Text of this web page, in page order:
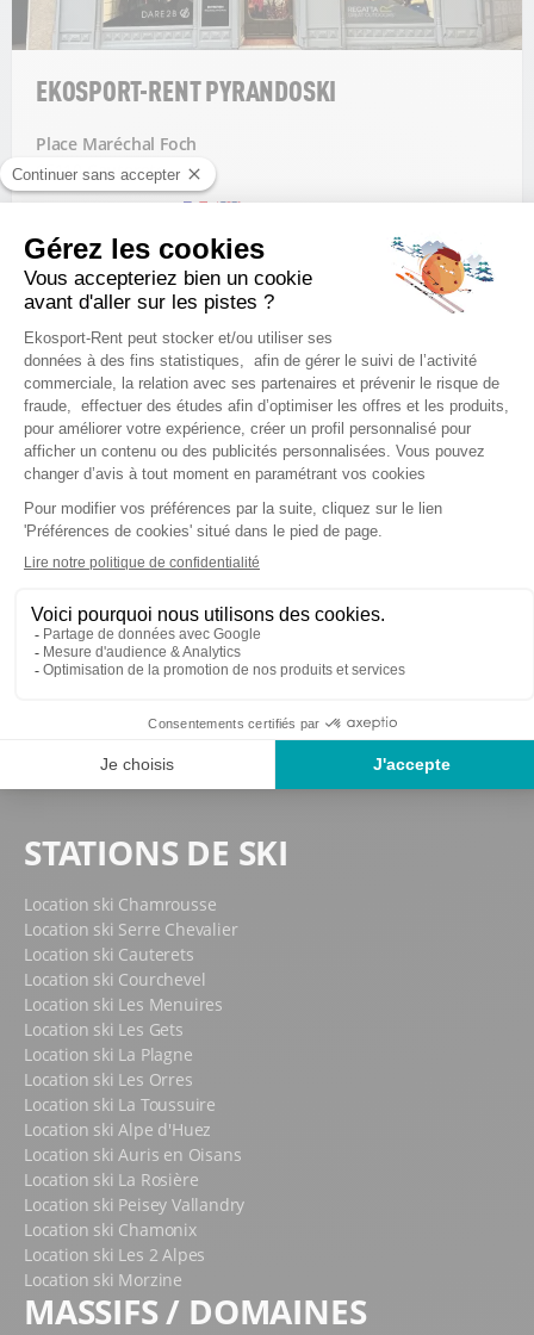
EKOSPORT-RENT PYRANDOSKI
Place Maréchal Foch
65110 Cauterets
+ D'INFOS & RÉSERVATION
Samedi
8:30 - 12:30, 14:30 - 19:00
Dimanche
8:30 - 12:30, 14:30 - 19:00
Lundi
8:30 - 12:30, 14:30 - 19:00
Mardi
8:30 - 12:30, 14:30 - 19:00
Mercredi
8:30 - 12:30, 14:30 - 19:00
8:30 - 12:30, 14:30 - 19:00
STATIONS DE SKI
Location ski Chamrousse
Location ski Serre Chevalier
Location ski Cauterets
Location ski Courchevel
Location ski Les Menuires
Location ski Les Gets
Location ski La Plagne
Location ski Les Orres
Location ski La Toussuire
Location ski Alpe d'Huez
Location ski Auris en Oisans
Location ski La Rosière
Location ski Peisey Vallandry
Location ski Chamonix
Location ski Les 2 Alpes
Location ski Morzine
MASSIFS / DOMAINES